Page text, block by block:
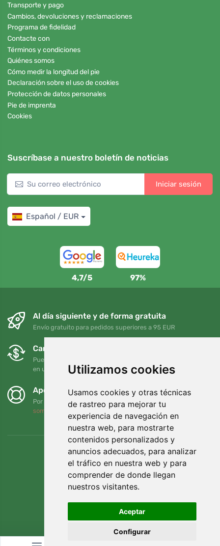
Utilizamos cookies
Usamos cookies y otras técnicas
de rastreo para mejorar tu
experiencia de navegación en
nuestra web, para mostrarte
contenidos personalizados y
anuncios adecuados, para analizar
el tráfico en nuestra web y para
comprender de donde llegan
nuestros visitantes.
Aceptar
Configurar
Transporte y pago
Cambios, devoluciones y reclamaciones
Programa de fidelidad
Contacte con
Términos y condiciones
Quiénes somos
Cómo medir la longitud del pie
Declaración sobre el uso de cookies
Protección de datos personales
Pie de imprenta
Cookies
Suscríbase a nuestro boletín de noticias
Iniciar sesión
Español / EUR
4,7/5 97%
Al día siguiente y de forma gratuita
Envío gratuito para pedidos superiores a 95 EUR
Cambios y devoluciones gratuitos
Puede devolver o cambiar su pedido en cualquier momento
en un plazo de 90 días
Apoyamos a Trees.org
Por cada pedido plantamos un árbol. Leer más
somos